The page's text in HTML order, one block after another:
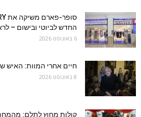
החדש לביוטי ובישום –
6 באוגוסט 2026
חיים אחרי המוות: האיש
8 באוגוסט 2026
קולות מחוץ לתלם: